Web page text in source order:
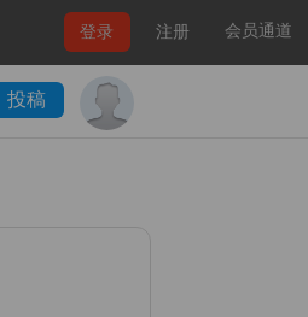
会员通道
注册
登录
投稿